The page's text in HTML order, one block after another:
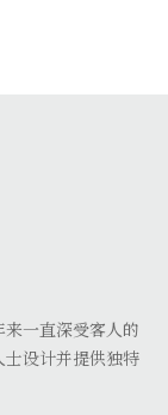
一直深受客人的
设计并提供独特